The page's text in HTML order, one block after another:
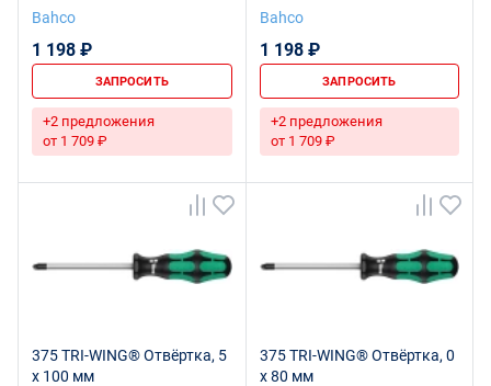
1x80 мм
Bahco
1 198 ₽
ЗАПРОСИТЬ
+2 предложения
от 1 709 ₽
2x80 мм
Bahco
1 198 ₽
ЗАПРОСИТЬ
+2 предложения
от 1 709 ₽
375 TRI-WING® Отвёртка, 5
x 100 мм
375 TRI-WING® Отвёртка, 0
x 80 мм